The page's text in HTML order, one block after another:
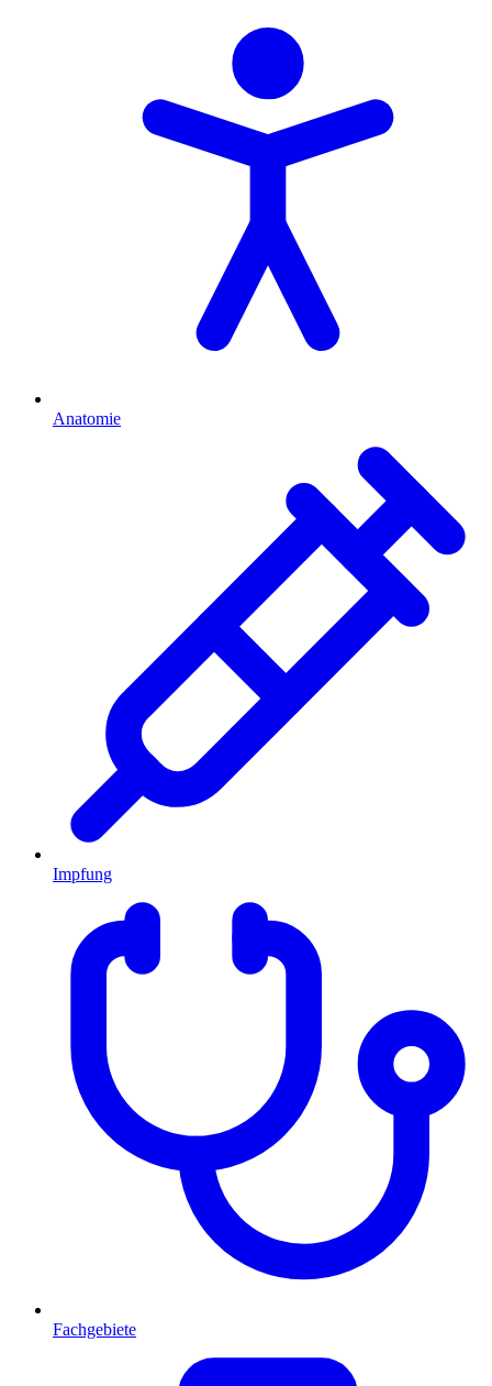
Anatomie
Impfung
Fachgebiete